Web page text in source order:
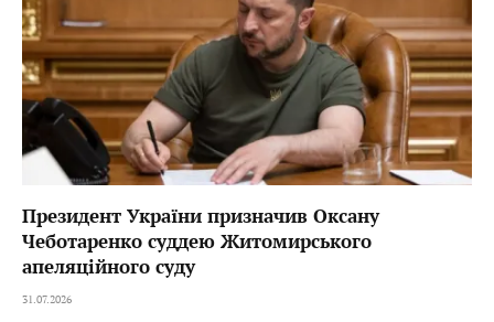
Президент України призначив Оксану
Чеботаренко суддею Житомирського
апеляційного суду
31.07.2026